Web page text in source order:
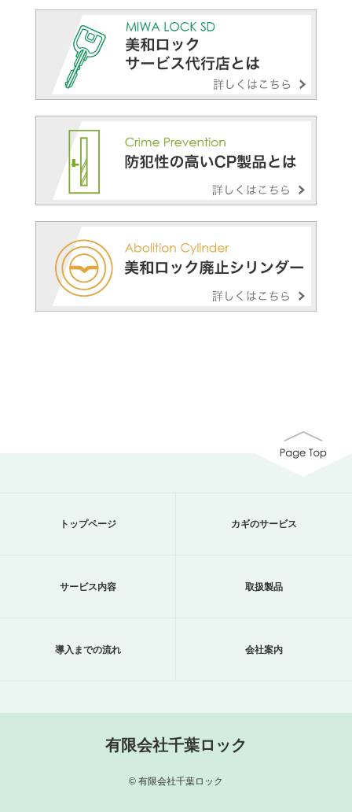
トップページ カギのサービス
サービス内容 取扱製品
導入までの流れ 会社案内
有限会社千葉ロック
© 有限会社千葉ロック